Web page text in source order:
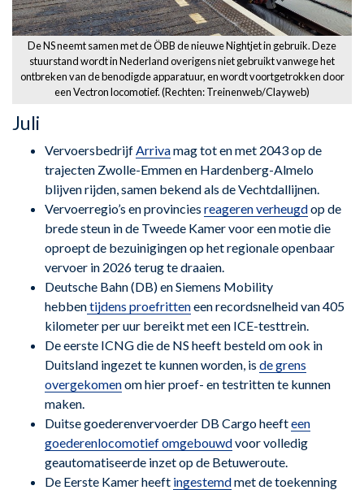
De NS neemt samen met de ÖBB de nieuwe Nightjet in gebruik. Deze
stuurstand wordt in Nederland overigens niet gebruikt vanwege het
ontbreken van de benodigde apparatuur, en wordt voortgetrokken door
een Vectron locomotief. (Rechten: Treinenweb/Clayweb)
Juli
VervoersbedrijfArrivamag tot en met 2043 op de
trajecten Zwolle-Emmen en Hardenberg-Almelo
blijven rijden, samen bekend als de Vechtdallijnen.
Vervoerregio’s en provincies reageren verheugdop de
brede steun in de Tweede Kamer voor een motie die
oproept de bezuinigingen op het regionale openbaar
vervoer in 2026 terug te draaien.
Deutsche Bahn (DB) en Siemens Mobility
hebbentijdens proefritteneen recordsnelheid van 405
kilometer per uur bereikt met een ICE-testtrein.
De eerste ICNG die de NS heeft besteld om ook in
Duitsland ingezet te kunnen worden, is de grens
overgekomenom hier proef- en testritten te kunnen
maken.
Duitse goederenvervoerder DB Cargo heefteen
goederenlocomotief omgebouwdvoor volledig
geautomatiseerde inzet op de Betuweroute.
De Eerste Kamer heeft ingestemdmet de toekenning